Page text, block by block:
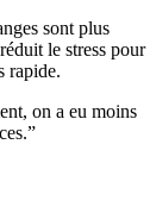
sont plus
le stress pour
rapide.
on a eu moins